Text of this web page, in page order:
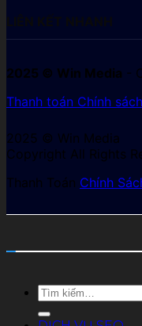
LIÊN KẾT NHANH
2025 © Win Media -
Thanh toán Chính sách
2025 © Win Media
Copyright All Rights
Thanh Toán Chính
Tìm